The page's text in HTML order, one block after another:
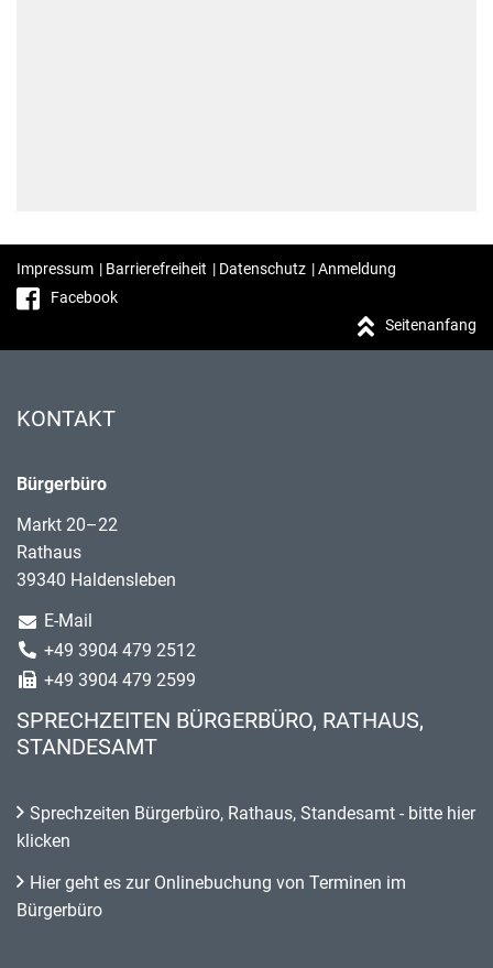
Impressum | Barrierefreiheit | Datenschutz |Anmeldung
Facebook
Seitenanfang
KONTAKT
Bürgerbüro
Markt 20–22
Rathaus
39340 Haldensleben
E-Mail
+49 3904 479 2512
+49 3904 479 2599
SPRECHZEITEN BÜRGERBÜRO, RATHAUS,
STANDESAMT
Sprechzeiten Bürgerbüro, Rathaus, Standesamt - bitte hier
klicken
Hier geht es zur Onlinebuchung von Terminen im
Bürgerbüro